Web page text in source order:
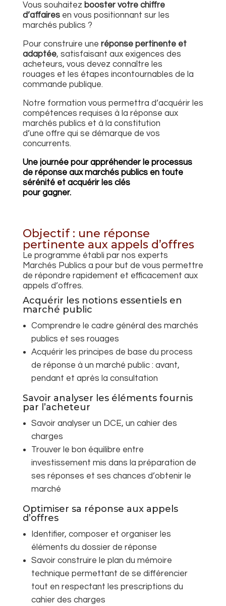
Vous souhaitez booster votre chiffre
d’affairesen vous positionnant sur les
marchés publics ?
Pour construire une réponse pertinente et
adaptée, satisfaisant aux exigences des
acheteurs, vous devez connaître les
rouages et les étapes incontournables de la
commande publique.
Notre formation vous permettra d’acquérir les
compétences requises à la réponse aux
marchés publics et à la constitution
d’une offre qui se démarque de vos
concurrents.
Une journée pour appréhender le processus
de réponse aux marchés publics en toute
sérénité et acquérir les clés
pour gagner.
Objectif : une réponse
pertinente aux appels d’offres
Le programme établi par nos experts
Marchés Publics a pour but de vous permettre
de répondre rapidement et efficacement aux
appels d’offres.
Acquérir les notions essentiels en
marché public
Comprendre le cadre général des marchés
publics et ses rouages
Acquérir les principes de base du process
de réponse à un marché public : avant,
pendant et après la consultation
Savoir analyser les éléments fournis
par l’acheteur
Savoir analyser un DCE, un cahier des
charges
Trouver le bon équilibre entre
investissement mis dans la préparation de
ses réponses et ses chances d’obtenir le
marché
Optimiser sa réponse aux appels
d’offres
Identifier, composer et organiser les
éléments du dossier de réponse
Savoir construire le plan du mémoire
technique permettant de se différencier
tout en respectant les prescriptions du
cahier des charges